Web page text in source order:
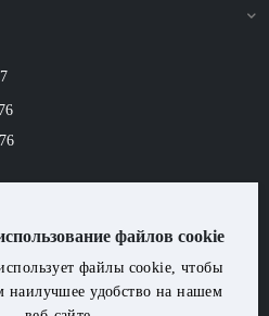
файлов cookie
файлы cookie, чтобы
наилучшее удобство на нашем